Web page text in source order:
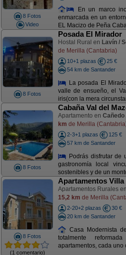
8 Fotos
Video
En un marco
enmarcada en un
EL Macizo de Peña
8 Fotos
Posada El Mirador
Hostal Rural en Lavín /
de Merilla (Cantabria)
10+1 plazas
25 €
54 km de Santander
La posada El
valle de ensueño, el
iris(con la mera
8 Fotos
Cabaña Val del
Apartamento en Cañedo
km de Merilla
2-3+1 plazas
125 €
57 km de Santander
Podrás disfrutar de
gastronomía local
sostenibles y de un
8 Fotos
(1 comentario)
Apartamentos Villa
Apartamentos Rurales en
15,2 km de Merilla
2-20+2 plazas
30 €
20 km de Santander
Casa Modernista
totalmente
apartamentos, cada uno